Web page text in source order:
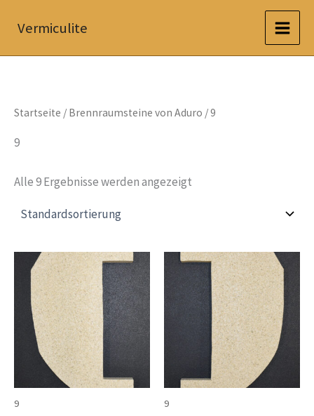
InhaltVermiculite
Startseite / Brennraumsteine von Aduro / 9
9
Alle 9 Ergebnisse werden angezeigt
9 9